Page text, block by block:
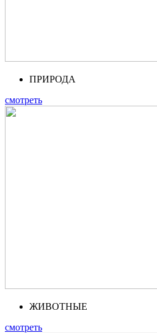
ПРИРОДА
смотреть
ЖИВОТНЫЕ
смотреть